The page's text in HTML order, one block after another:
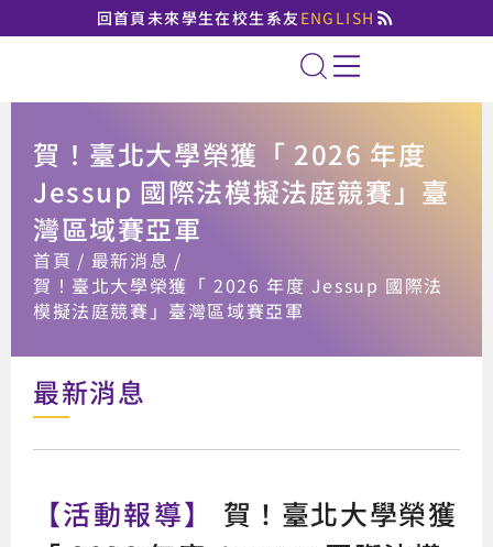
回首頁未來學生在校生系友 ENGLISH
國立臺北大學法律學系
全站搜索
賀！臺北大學榮獲「 2026 年度
Jessup 國際法模擬法庭競賽」臺
灣區域賽亞軍
:::
首頁
最新消息
賀！臺北大學榮獲「 2026 年度 Jessup 國際法
模擬法庭競賽」臺灣區域賽亞軍
最新消息
【活動報導】
賀！臺北大學榮獲